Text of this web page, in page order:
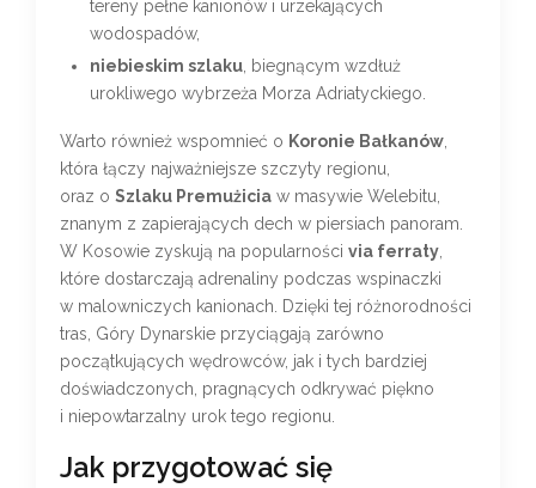
tereny pełne kanionów i urzekających
wodospadów,
niebieskim szlaku , biegnącym wzdłuż
urokliwego wybrzeża Morza Adriatyckiego.
Warto również wspomnieć o Koronie Bałkanów
która łączy najważniejsze szczyty regionu,
oraz o Szlaku Premużicia w masywie Welebitu,
znanym z zapierających dech w piersiach panoram.
W Kosowie zyskują na popularności via ferraty
które dostarczają adrenaliny podczas wspinaczki
w malowniczych kanionach. Dzięki tej różnorodności
tras, Góry Dynarskie przyciągają zarówno
początkujących wędrowców, jak i tych bardziej
doświadczonych, pragnących odkrywać piękno
i niepowtarzalny urok tego regionu.
Jak przygotować się